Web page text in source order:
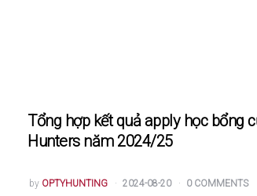
Tổng hợp kết quả apply học bổng
Hunters năm 2024/25
POSTED
by OPTYHUNTING 2024-08-20 0 COMMENTS